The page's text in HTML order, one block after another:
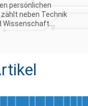
persönlichen
neben Technik